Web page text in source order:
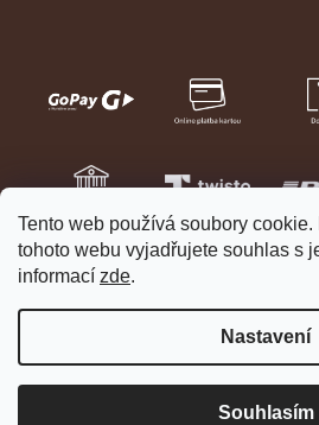
Tento web používá soubory
tohoto webu vyjadřujete souhlas s
informací zde.
Nastavení
Souhlasím
Vytvořil
HELVETIA hodinky